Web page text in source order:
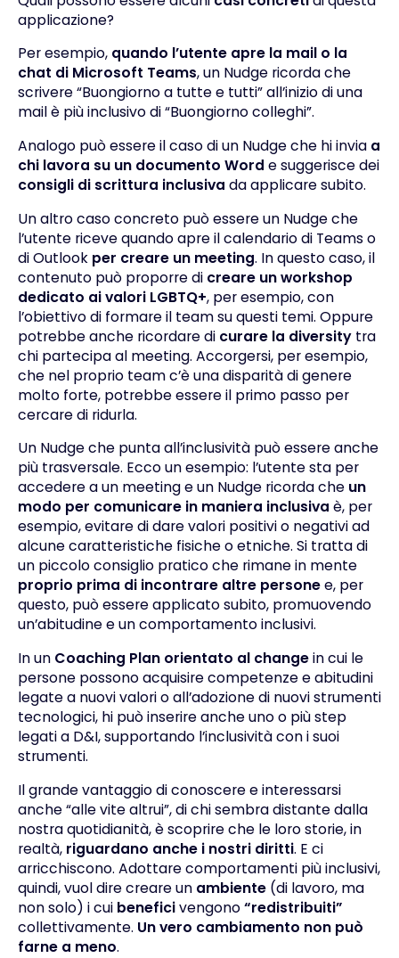
applicazione?
Per esempio, quando l’utente apre la mail o la
chat di Microsoft Teams, un Nudge ricorda che
scrivere “Buongiorno a tutte e tutti” all’inizio di una
mail è più inclusivo di “Buongiorno colleghi”.
Analogo può essere il caso di un Nudge che hi invia a
chi lavora su un documento Word e suggerisce dei
consigli di scrittura inclusiva da applicare subito.
Un altro caso concreto può essere un Nudge che
l’utente riceve quando apre il calendario di Teams o
di Outlook per creare un meeting. In questo caso, il
contenuto può proporre di creare un workshop
dedicato ai valori LGBTQ+, per esempio, con
l’obiettivo di formare il team su questi temi. Oppure
potrebbe anche ricordare di curare la diversitytra
chi partecipa al meeting. Accorgersi, per esempio,
che nel proprio team c’è una disparità di genere
molto forte, potrebbe essere il primo passo per
cercare di ridurla.
Un Nudge che punta all’inclusività può essere anche
più trasversale. Ecco un esempio: l’utente sta per
accedere a un meeting e un Nudge ricorda che un
modo per comunicare in maniera inclusiva è, per
esempio, evitare di dare valori positivi o negativi ad
alcune caratteristiche fisiche o etniche. Si tratta di
un piccolo consiglio pratico che rimane in mente
proprio prima di incontrare altre personee, per
questo, può essere applicato subito, promuovendo
un’abitudine e un comportamento inclusivi.
In un Coaching Plan orientato al changein cui le
persone possono acquisire competenze e abitudini
legate a nuovi valori o all’adozione di nuovi strumenti
tecnologici, hi può inserire anche uno o più step
legati a D&I, supportando l’inclusività con i suoi
strumenti.
Il grande vantaggio di conoscere e interessarsi
anche “alle vite altrui”, di chi sembra distante dalla
nostra quotidianità, è scoprire che le loro storie, in
realtà, riguardano anche i nostri diritti. E ci
arricchiscono. Adottare comportamenti più inclusivi,
quindi, vuol dire creare un ambiente (di lavoro, ma
non solo) i cui beneficivengono“redistribuiti”
collettivamente. Un vero cambiamento non può
farne a meno.